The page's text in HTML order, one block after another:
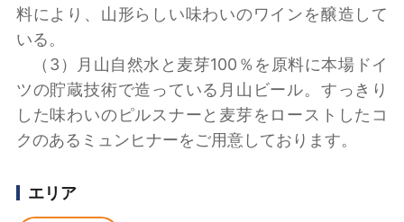
料により、山形らしい味わいのワインを醸造して
いる。
（3）月山自然水と麦芽100％を原料に本場ドイ
ツの貯蔵技術で造っている月山ビール。すっきり
した味わいのピルスナーと麦芽をローストしたコ
クのあるミュンヒナーをご用意しております。
エリア